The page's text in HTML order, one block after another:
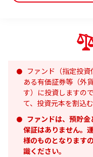
ファンド（指定投
ある有価証券等（外
す）に投資しますの
て、投資元本を割込
ファンドは、預貯
保証はありません。
様のものとなります
識ください。